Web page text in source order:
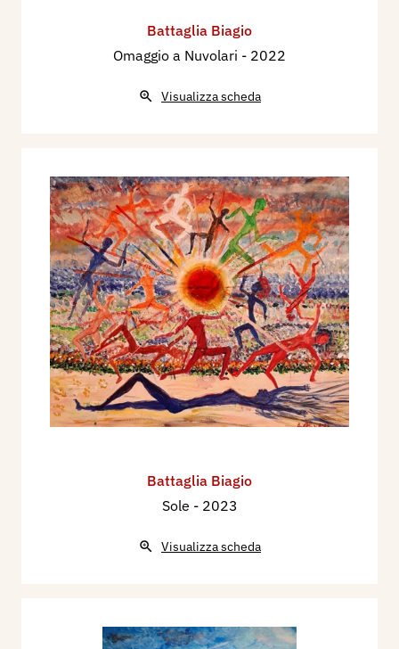
Battaglia Biagio
Omaggio a Nuvolari - 2022
Visualizza scheda
Battaglia Biagio
Sole - 2023
Visualizza scheda